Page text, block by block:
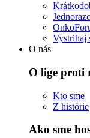
Vystrihaj
O nás
O lige proti
Kto sme
Z histórie
Ako sme